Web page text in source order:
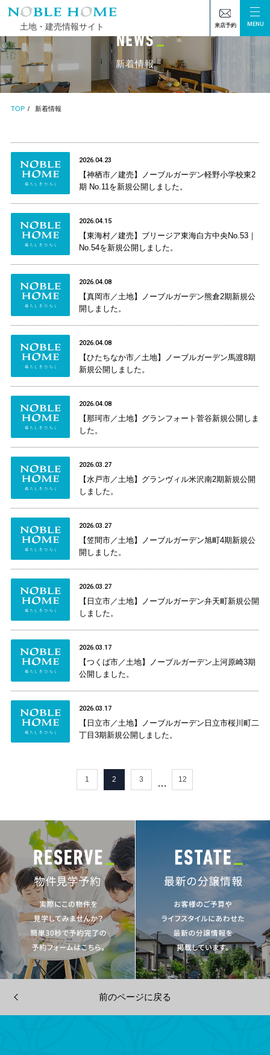
土地・建売情報サイト 来店予約 MENU
新着情報
TOP 新着情報
2026.04.23
【神栖市／建売】ノーブルガーデン軽野小学校東2
期 No.11を新規公開しました。
2026.04.15
【東海村／建売】ブリージア東海白方中央No.53｜
No.54を新規公開しました。
2026.04.08
【真岡市／土地】ノーブルガーデン熊倉2期新規公
開しました。
2026.04.08
【ひたちなか市／土地】ノーブルガーデン馬渡8期
新規公開しました。
2026.04.08
【那珂市／土地】グランフォート菅谷新規公開しま
した。
2026.03.27
【水戸市／土地】グランヴィル米沢南2期新規公開
しました。
2026.03.27
【笠間市／土地】ノーブルガーデン旭町4期新規公
開しました。
2026.03.27
【日立市／土地】ノーブルガーデン弁天町新規公開
しました。
2026.03.17
【つくば市／土地】ノーブルガーデン上河原崎3期
公開しました。
2026.03.17
【日立市／土地】ノーブルガーデン日立市桜川町二
丁目3期新規公開しました。
1 2 3 … 12
前のページに戻る